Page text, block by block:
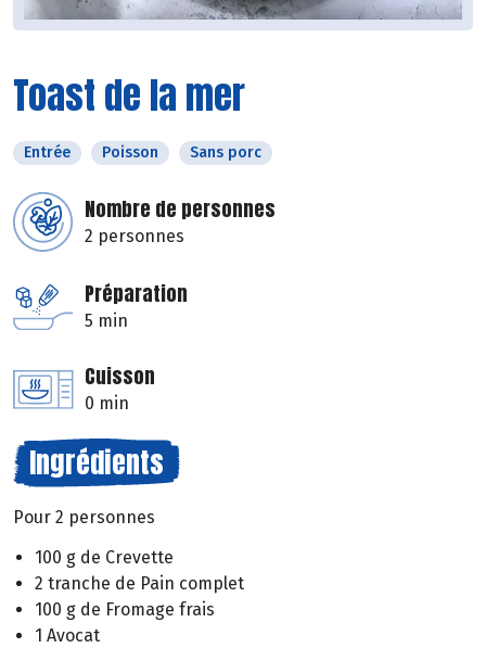
Toast de la mer
Entrée Poisson Sans porc
Nombre de personnes
2 personnes
Préparation
5 min
Cuisson
0 min
Ingrédients
Pour 2 personnes
100 g de Crevette
2 tranche de Pain complet
100 g de Fromage frais
1 Avocat